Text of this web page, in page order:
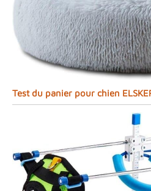
Test du panier pour chien